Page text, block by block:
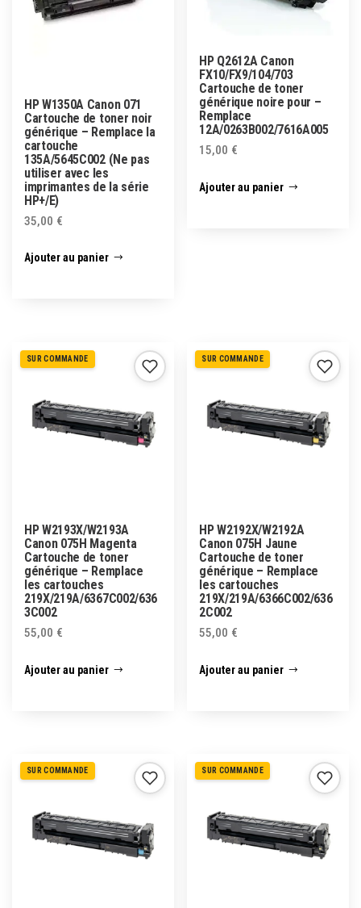
HP W1350A Canon 071
Cartouche de toner noir
générique – Remplace la
cartouche
135A/5645C002 (Ne pas
utiliser avec les
imprimantes de la série
HP+/E)
35,00 €
Ajouter au panier
HP Q2612A Canon
FX10/FX9/104/703
Cartouche de toner
générique noire pour –
Remplace
12A/0263B002/7616A005
15,00 €
Ajouter au panier
SUR COMMANDE
HP W2193X/W2193A
Canon 075H Magenta
Cartouche de toner
générique – Remplace
les cartouches
219X/219A/6367C002/636
3C002
55,00 €
Ajouter au panier
SUR COMMANDE
HP W2192X/W2192A
Canon 075H Jaune
Cartouche de toner
générique – Remplace
les cartouches
219X/219A/6366C002/636
2C002
55,00 €
Ajouter au panier
SUR COMMANDE SUR COMMANDE